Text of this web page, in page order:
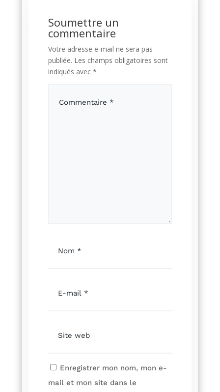
Soumettre un
commentaire
Votre adresse e-mail ne sera pas
publiée. Les champs obligatoires sont
indiqués avec *
Enregistrer mon nom, mon e-
mail et mon site dans le